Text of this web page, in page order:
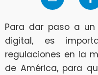
Para dar paso a
digital, es
regulaciones en la
de América, para